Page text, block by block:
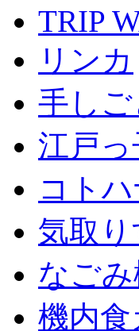
TRIP
リンカ
手しご
江戸
コトハ
気取
なご
機内